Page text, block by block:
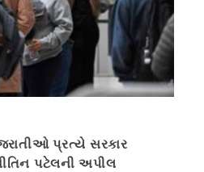
પ્રત્યે સરકાર
પટેલની અપીલ